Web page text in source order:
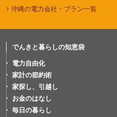
沖縄の電力会社・プラン一覧
でんきと暮らしの知恵袋
電力自由化
家計の節約術
家探し、引越し
お金のはなし
毎日の暮らし